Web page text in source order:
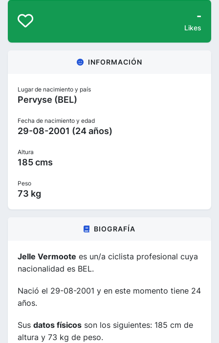
-
Likes
INFORMACIÓN
Lugar de nacimiento y país
Pervyse (BEL)
Fecha de nacimiento y edad
29-08-2001 (24 años)
Altura
185 cms
Peso
73 kg
BIOGRAFÍA
Jelle Vermoote es un/a ciclista profesional cuya
nacionalidad es BEL.
Nació el 29-08-2001 y en este momento tiene 24
años.
Sus datos físicos son los siguientes: 185 cm de
altura y 73 kg de peso.